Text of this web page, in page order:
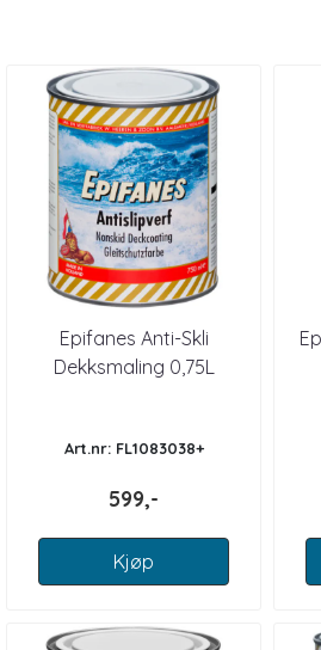
Epifanes Anti-Skli
Dekksmaling 0,75L
Art.nr: FL1083038+
599,-
Kjøp